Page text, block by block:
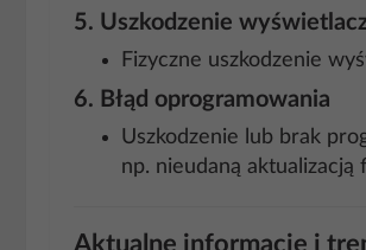
5. Uszkodzenie
Fizyczne uszkodzenie
6. Błąd oprogramowania
Uszkodzenie lub brak
np. nieudaną aktualizacją
Aktualne informacje i